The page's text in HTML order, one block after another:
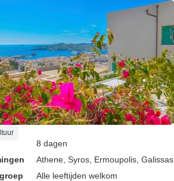
8 dagen
Athene , Syros , Ermoupolis , Galissas
Alle leeftijden welkom